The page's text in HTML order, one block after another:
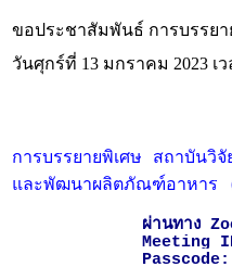
ขอประชาสัมพันธ์ การบรรยา
วันศุกร์ที่ 13 มกราคม 2023 เว
การบรรยายพิเศษ สถาบัน
และพัฒนาผลิตภัณฑ์อาหาร
ผ่านทาง
Meeting